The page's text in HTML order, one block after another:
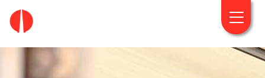
fougaro.gr